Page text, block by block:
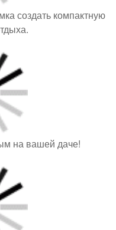
создать компактную
на вашей даче!